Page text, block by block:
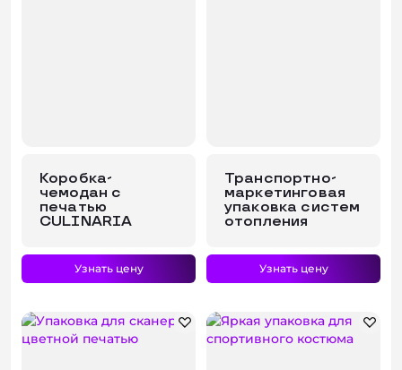
Коробка-
чемодан с
печатью
CULINARIA
Узнать цену
Транспортно-
маркетинговая
упаковка систем
отопления
Узнать цену